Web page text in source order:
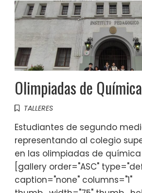
Olimpiadas de
TALLERES
Estudiantes de segundo
representando al colegio
en las olimpiadas de química
[gallery order="ASC"
caption="none" columns="1"